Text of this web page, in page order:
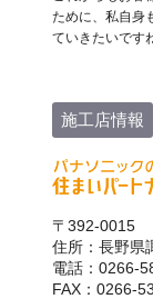
ために、私自身
ていきたいです
施工店情報
〒392-0015
住所：長野県
電話：0266-
FAX：0266-